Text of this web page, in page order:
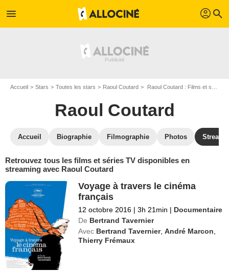
menu profil search
Accueil Stars Toutes les stars Raoul Coutard Raoul Coutard : Films et séries online
Raoul Coutard
Accueil Biographie Filmographie Photos
Retrouvez tous les films et séries TV disponibles en
streaming avec Raoul Coutard
Voyage à travers le cinéma
français
12 octobre 2016 | 3h 21min | Documentaire
De Bertrand Tavernier
Avec Bertrand Tavernier,André Marcon
Thierry Frémaux